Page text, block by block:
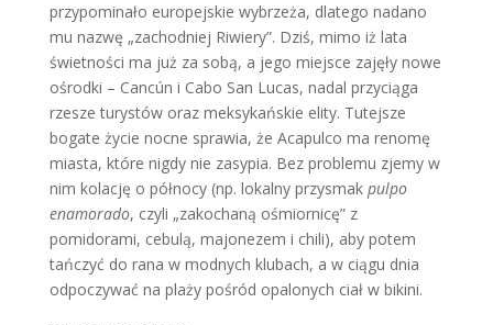
przypominało europejskie wybrzeża, dlatego nadano
mu nazwę „zachodniej Riwiery”. Dziś, mimo iż lata
świetności ma już za sobą, a jego miejsce zajęły nowe
ośrodki – Cancún i Cabo San Lucas, nadal przyciąga
rzesze turystów oraz meksykańskie elity. Tutejsze
bogate życie nocne sprawia, że Acapulco ma renomę
miasta, które nigdy nie zasypia. Bez problemu zjemy w
nim kolację o północy (np. lokalny przysmak pulpo
enamorado, czyli „zakochaną ośmiornicę” z
pomidorami, cebulą, majonezem i chili), aby potem
tańczyć do rana w modnych klubach, a w ciągu dnia
odpoczywać na plaży pośród opalonych ciał w bikini.